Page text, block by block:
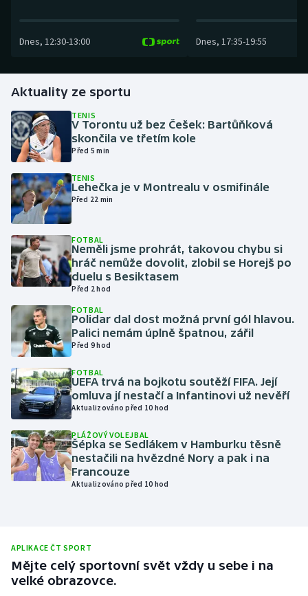
Golf
Gymnastika
Házená
Jezdectví
Judo
Krasobruslení
Lezení
Lyže a snowboard
Moderní pětiboj
Motorsport
Olympijské hry
Parasport
Plavání
Plážový volejbal
Rychlostní kanoistika
Dnes, 12:30-13:00 Dnes, 17:35-19:55
Aktuality ze sportu
TENIS
V Torontu už bez Češek: Bartůňková
skončila ve třetím kole
Před 5 min
TENIS
Lehečka je v Montrealu v osmifinále
Před 22 min
FOTBAL
Neměli jsme prohrát, takovou chybu si
hráč nemůže dovolit, zlobil se Horejš po
duelu s Besiktasem
Před 2 hod
FOTBAL
Polidar dal dost možná první gól hlavou.
Palici nemám úplně špatnou, zářil
Před 9 hod
FOTBAL
UEFA trvá na bojkotu soutěží FIFA. Její
omluva jí nestačí a Infantinovi už nevěří
Aktualizováno před 10 hod
PLÁŽOVÝ VOLEJBAL
Šépka se Sedlákem v Hamburku těsně
nestačili na hvězdné Nory a pak i na
Francouze
Aktualizováno před 10 hod
APLIKACE ČT SPORT
Mějte celý sportovní svět vždy u sebe i na
velké obrazovce.